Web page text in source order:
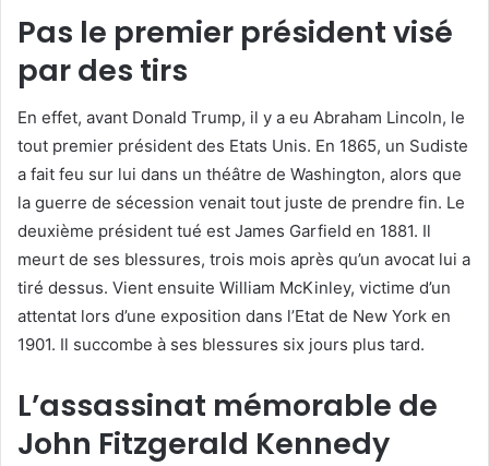
Pas le premier président visé
par des tirs
En effet, avant Donald Trump, il y a eu Abraham Lincoln, le
tout premier président des Etats Unis. En 1865, un Sudiste
a fait feu sur lui dans un théâtre de Washington, alors que
la guerre de sécession venait tout juste de prendre fin. Le
deuxième président tué est James Garfield en 1881. Il
meurt de ses blessures, trois mois après qu’un avocat lui a
tiré dessus. Vient ensuite William McKinley, victime d’un
attentat lors d’une exposition dans l’Etat de New York en
1901. Il succombe à ses blessures six jours plus tard.
L’assassinat mémorable de
John Fitzgerald Kennedy